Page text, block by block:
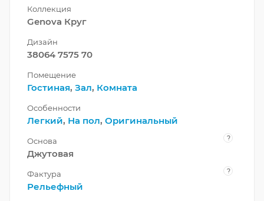
Коллекция
Genova Круг
Дизайн
38064 7575 70
Помещение
Гостиная, Зал, Комната
Особенности
Легкий, На пол, Оригинальный
Основа ?
Джутовая
Фактура ?
Рельефный